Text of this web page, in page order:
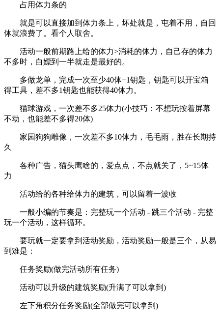
占用体力条的
就是可以直接加到体力条上，坏处就是，屯着不用，自回
体就浪费了。看个人取舍。
活动一般前期路上给的体力>消耗的体力，自己存的体力
不多时，白嫖到一半就走是最好的。
多做龙单，完成一次至少40体+1钥匙，钥匙可以开宝箱
得工具，差不多1钥匙也能获得40体力。
猫球游戏，一次差不多25体力(小技巧：不想玩按着屏幕
不动，也能差不多得20体)
家园狗狗雕像，一次差不多10体力，毛毛雨，胜在长期持
久
各种广告，猫头鹰啥的，爱点点，不点就关了，5~15体
力
活动给的各种给体力的建筑，可以留着一波收
一般小编的节奏是：完整玩一个活动 - 跳三个活动 - 完整
玩一个活动，这样循环。
要玩就一定要拿到活动奖励，活动奖励一般是三个，从易
到难是：
任务奖励(做完活动所有任务)
活动可以升级的建筑奖励(升满了可以拿到)
左下角积分任务奖励(全部做完可以拿到)